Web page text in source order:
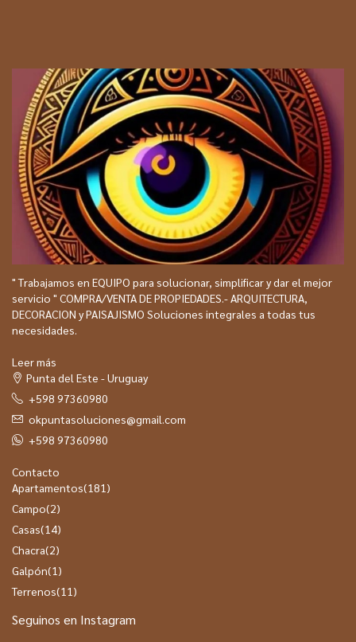
" Trabajamos en EQUIPO para solucionar, simplificar y dar el mejor
servicio " COMPRA/VENTA DE PROPIEDADES.- ARQUITECTURA,
DECORACION y PAISAJISMO Soluciones integrales a todas tus
necesidades.
Leer más
Punta del Este - Uruguay
+598 97360980
okpuntasoluciones@gmail.com
+598 97360980
Contacto
Apartamentos(181)
Campo(2)
Casas(14)
Chacra(2)
Galpón(1)
Terrenos(11)
Seguinos en Instagram